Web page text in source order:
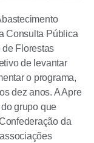
Consulta Pública
Florestas
de levantar
o programa,
dez anos. A Apre
grupo que
da